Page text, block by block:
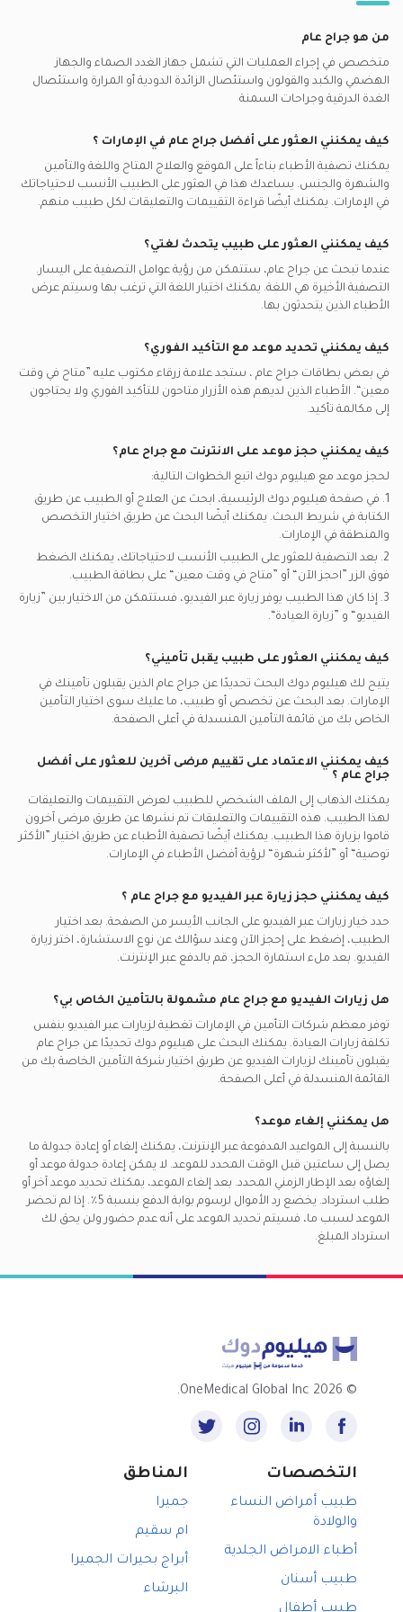
جراحيي في دبي في محيصنة
جراحيي في دبي في مدينة دبي الطبية
جراحيي في دبي في منخول
جراحيي في دبي في نخلة الجميرة
أفضل جراحي تجميل في الإمارات
أفضل اطباء الأطفال في الإمارات
أفضل أطباء القلب في الإمارات
أفضل اطباء باطنية في الإمارات
جراحيي في المركز الكندي الطبي و جراحة التجميل, جميرا
جراحيي في المستشفى الإيراني, جميرا
جراحيي في مركز المختصين الطبي, جميرا
جراحيي في مركز ميدوين الطبي, جميرا
جراحيي في مستشفى دبي لندن التخصصي, جميرا
جراحة الشقوق الشرجية, الإمارات
الدوالي, الإمارات
جراحة الجهاز الهضمي, الإمارات
منظار القولون, الإمارات
تحويل مسار المعدة, الإمارات
أمراض الغدة الدرقية, الإمارات
المظلة يدعم تأمين جراحيي
مدنت يدعم تأمين جراحيي
ميتلايف يدعم تأمين جراحيي
ناس يدعم تأمين جراحيي
شركة البحيرة الوطنية للتأمين - ابنيك يدعم تأمين جراحيي
شركة أبوظبي الوطنية للتأمين - ادنيك يدعم تأمين جراحيي
شركة التأمين الإيرانية - اي اي سي يدعم تأمين جراحيي
الشركة الوطنية للتأمين العام - نجي يدعم تأمين جراحيي
دبي للتأمين - د ي س يدعم تأمين جراحيي
مكالمات الفيديو مع أطباء الأيورفيدا
مكالمات الفيديو مع اطباء النساء والتوليد
مكالمات الفيديو مع أخصائيون نفسيون
مكالمات الفيديو مع أخصائيين أسنان الأطفال
مكالمات الفيديو مع أخصائيين العلاج الطبيعي
من هو جراح عام
متخصص في إجراء العمليات التي تشمل جهاز الغدد الصماء والجهاز
الهضمي والكبد والقولون واستئصال الزائدة الدودية أو المرارة واستئصال
الغدة الدرقية وجراحات السمنة
كيف يمكنني العثور على أفضل جراح عام في الإمارات ؟
يمكنك تصفية الأطباء بناءاً على الموقع والعلاج المتاح واللغة والتأمين
والشهرة والجنس. يساعدك هذا في العثور على الطبيب الأنسب لاحتياجاتك
في الإمارات. يمكنك أيضًا قراءة التقييمات والتعليقات لكل طبيب منهم.
كيف يمكنني العثور على طبيب يتحدث لغتي؟
عندما تبحث عن جراح عام، ستتمكن من رؤية عوامل التصفية على اليسار.
التصفية الأخيرة هي اللغة. يمكنك اختيار اللغة التي ترغب بها وسيتم عرض
الأطباء الذين يتحدثون بها.
كيف يمكنني تحديد موعد مع التأكيد الفوري؟
في بعض بطاقات جراح عام ، ستجد علامة زرقاء مكتوب عليه ”متاح في وقت
معين“. الأطباء الذين لديهم هذه الأزرار متاحون للتأكيد الفوري ولا يحتاجون
إلى مكالمة تأكيد.
كيف يمكنني حجز موعد على الانترنت مع جراح عام؟
لحجز موعد مع هيليوم دوك اتبع الخطوات التالية:
1. في صفحة هيليوم دوك الرئيسية، ابحث عن العلاج أو الطبيب عن طريق
الكتابة في شريط البحث. يمكنك أيضًا البحث عن طريق اختيار التخصص
والمنطقة في الإمارات.
2. بعد التصفية للعثور على الطبيب الأنسب لاحتياجاتك، يمكنك الضغط
فوق الزر ”احجز الآن“ أو ”متاح في وقت معين“ على بطاقة الطبيب.
3. إذا كان هذا الطبيب يوفر زيارة عبر الفيديو، فستتمكن من الاختيار بين ”زيارة
الفيديو“ و ”زيارة العيادة“.
كيف يمكنني العثور على طبيب يقبل تأميني؟
يتيح لك هيليوم دوك البحث تحديدًا عن جراح عام الذين يقبلون تأمينك في
الإمارات. بعد البحث عن تخصص أو طبيب، ما عليك سوى اختيار التأمين
الخاص بك من قائمة التأمين المنسدلة في أعلى الصفحة.
كيف يمكنني الاعتماد على تقييم مرضى آخرين للعثور على أفضل
جراح عام ؟
يمكنك الذهاب إلى الملف الشخصي للطبيب لعرض التقييمات والتعليقات
لهذا الطبيب. هذه التقييمات والتعليقات تم نشرها عن طريق مرضى آخرون
قاموا بزيارة هذا الطبيب. يمكنك أيضًا تصفية الأطباء عن طريق اختيار ”الأكثر
توصية“ أو ”لأكثر شهرة“ لرؤية أفضل الأطباء في الإمارات.
كيف يمكنني حجز زيارة عبر الفيديو مع جراح عام ؟
حدد خيار زيارات عبر الفيديو على الجانب الأيسر من الصفحة. بعد اختيار
الطبيب، إضغط على إحجز الآن وعند سؤالك عن نوع الاستشارة، اختر زيارة
الفيديو. بعد ملء استمارة الحجز، قم بالدفع عبر الإنترنت.
هل زيارات الفيديو مع جراح عام مشمولة بالتأمين الخاص بي؟
توفر معظم شركات التأمين في الإمارات تغطية لزيارات عبر الفيديو بنفس
تكلفة زيارات العيادة. يمكنك البحث على هيليوم دوك تحديدًا عن جراح عام
يقبلون تأمينك لزيارات الفيديو عن طريق اختيار شركة التأمين الخاصة بك من
القائمة المنسدلة في أعلى الصفحة.
هل يمكنني إلغاء موعد؟
بالنسبة إلى المواعيد المدفوعة عبر الإنترنت، يمكنك إلغاء أو إعادة جدولة ما
يصل إلى ساعتين قبل الوقت المحدد للموعد. لا يمكن إعادة جدولة موعد أو
إلغاؤه بعد الإطار الزمني المحدد. بعد إلغاء الموعد، يمكنك تحديد موعد آخر أو
طلب استرداد. يخضع رد الأموال لرسوم بوابة الدفع بنسبة 5٪. إذا لم تحضر
الموعد لسبب ما، فسيتم تحديد الموعد على أنه عدم حضور ولن يحق لك
استرداد المبلغ.
©
2026 OneMedical Global Inc.
التخصصات
طبيب أمراض النساء
والولادة
أطباء الامراض الجلدية
طبيب أسنان
المناطق
جميرا
ام سقيم
أبراج بحيرات الجميرا
البرشاء